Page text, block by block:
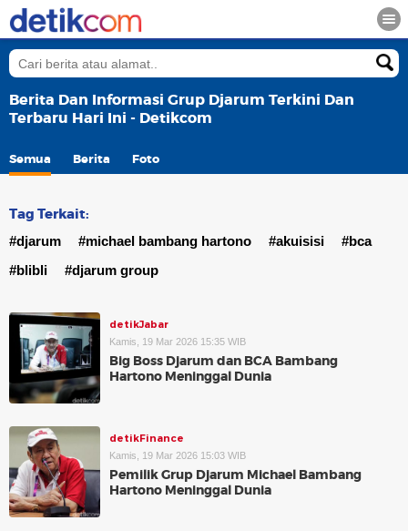
Berita Dan Informasi Grup Djarum Terkini Dan
Terbaru Hari Ini - Detikcom
Semua Berita Foto
Tag Terkait:
#djarum #michael bambang hartono #akuisisi
#bca
#blibli
#djarum group
detikJabar
Kamis, 19 Mar 2026 15:35 WIB
Big Boss Djarum dan BCA Bambang
Hartono Meninggal Dunia
detikFinance
Kamis, 19 Mar 2026 15:03 WIB
Pemilik Grup Djarum Michael Bambang
Hartono Meninggal Dunia